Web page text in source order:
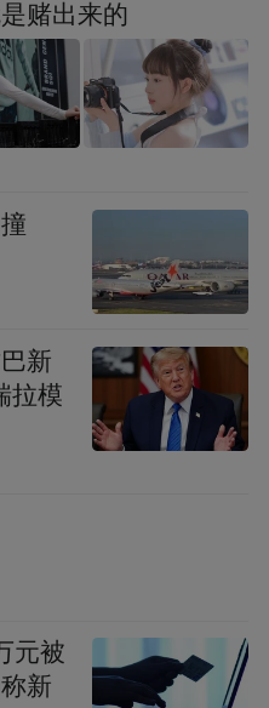
岛城先锋
赌出来的
新
拉模
元被
新